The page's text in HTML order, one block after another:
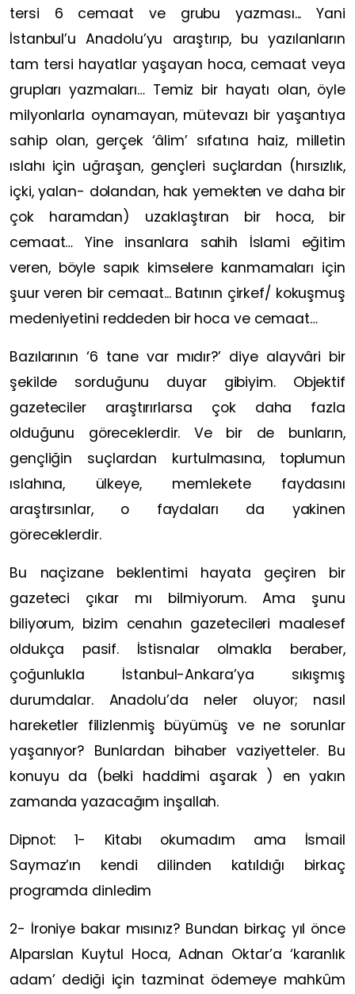
tersi 6 cemaat ve grubu yazması... Yani
İstanbul’u Anadolu’yu araştırıp, bu yazılanların
tam tersi hayatlar yaşayan hoca, cemaat veya
grupları yazmaları… Temiz bir hayatı olan, öyle
milyonlarla oynamayan, mütevazı bir yaşantıya
sahip olan, gerçek ‘âlim’ sıfatına haiz, milletin
ıslahı için uğraşan, gençleri suçlardan (hırsızlık,
içki, yalan- dolandan, hak yemekten ve daha bir
çok haramdan) uzaklaştıran bir hoca, bir
cemaat… Yine insanlara sahih İslami eğitim
veren, böyle sapık kimselere kanmamaları için
şuur veren bir cemaat... Batının çirkef/ kokuşmuş
medeniyetini reddeden bir hoca ve cemaat…
Bazılarının ‘6 tane var mıdır?’ diye alayvâri bir
şekilde sorduğunu duyar gibiyim. Objektif
gazeteciler araştırırlarsa çok daha fazla
olduğunu göreceklerdir. Ve bir de bunların,
gençliğin suçlardan kurtulmasına, toplumun
ıslahına, ülkeye, memlekete faydasını
araştırsınlar, o faydaları da yakinen
göreceklerdir.
Bu naçizane beklentimi hayata geçiren bir
gazeteci çıkar mı bilmiyorum. Ama şunu
biliyorum, bizim cenahın gazetecileri maalesef
oldukça pasif. İstisnalar olmakla beraber,
çoğunlukla İstanbul-Ankara’ya sıkışmış
durumdalar. Anadolu’da neler oluyor; nasıl
hareketler filizlenmiş büyümüş ve ne sorunlar
yaşanıyor? Bunlardan bihaber vaziyetteler. Bu
konuyu da
(belki haddimi aşarak ) en yakın
zamanda yazacağım inşallah.
Dipnot: 1- Kitabı okumadım ama İsmail
Saymaz’ın kendi dilinden katıldığı birkaç
programda dinledim
2- İroniye bakar mısınız? Bundan birkaç yıl önce
Alparslan Kuytul Hoca, Adnan Oktar’a ‘karanlık
adam’ dediği için tazminat ödemeye mahkûm